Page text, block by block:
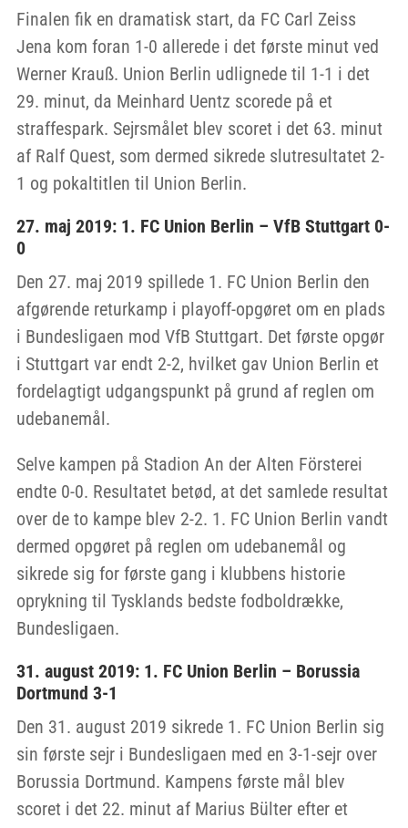
Finalen fik en dramatisk start, da FC Carl Zeiss
Jena kom foran 1-0 allerede i det første minut ved
Werner Krauß. Union Berlin udlignede til 1-1 i det
29. minut, da Meinhard Uentz scorede på et
straffespark. Sejrsmålet blev scoret i det 63. minut
af Ralf Quest, som dermed sikrede slutresultatet 2-
1 og pokaltitlen til Union Berlin.
27. maj 2019: 1. FC Union Berlin – VfB Stuttgart 0-
0
Den 27. maj 2019 spillede 1. FC Union Berlin den
afgørende returkamp i playoff-opgøret om en plads
i Bundesligaen mod VfB Stuttgart. Det første opgør
i Stuttgart var endt 2-2, hvilket gav Union Berlin et
fordelagtigt udgangspunkt på grund af reglen om
udebanemål.
Selve kampen på Stadion An der Alten Försterei
endte 0-0. Resultatet betød, at det samlede resultat
over de to kampe blev 2-2. 1. FC Union Berlin vandt
dermed opgøret på reglen om udebanemål og
sikrede sig for første gang i klubbens historie
oprykning til Tysklands bedste fodboldrække,
Bundesligaen.
31. august 2019: 1. FC Union Berlin – Borussia
Dortmund 3-1
Den 31. august 2019 sikrede 1. FC Union Berlin sig
sin første sejr i Bundesligaen med en 3-1-sejr over
Borussia Dortmund. Kampens første mål blev
scoret i det 22. minut af Marius Bülter efter et